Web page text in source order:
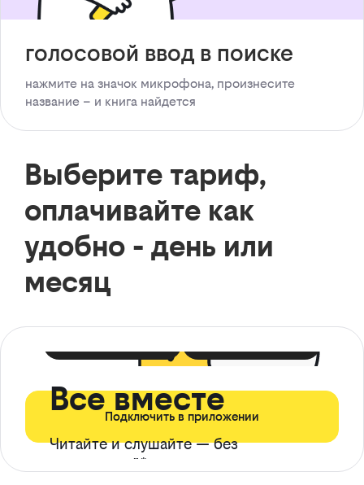
голосовой ввод в поиске
нажмите на значок микрофона, произнесите
название – и книга найдется
Выберите тариф,
оплачивайте как
удобно - день или
месяц
Все вместе
Читайте и слушайте — без
ограничений*
Подключить в приложении